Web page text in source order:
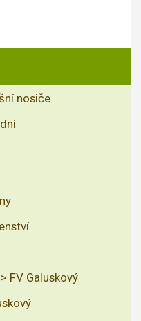
nosiče
FV Galuskový